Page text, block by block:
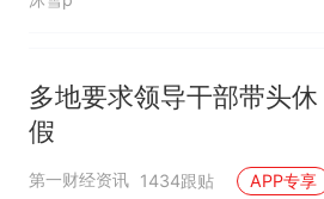
多地要求领导干部带头休
假
第一财经资讯 1434跟贴 APP专享